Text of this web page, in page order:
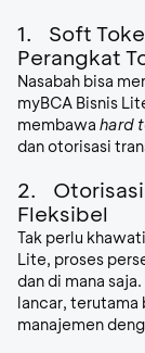
1. Soft
Perangkat
Nasabah bisa
myBCA Bisnis
membawa hard
dan otorisasi
2.
Fleksibel
Tak perlu
Lite, proses
dan di mana
lancar, terutama
manajemen